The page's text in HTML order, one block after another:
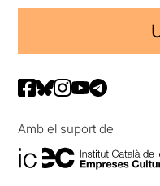
Amb el suport de